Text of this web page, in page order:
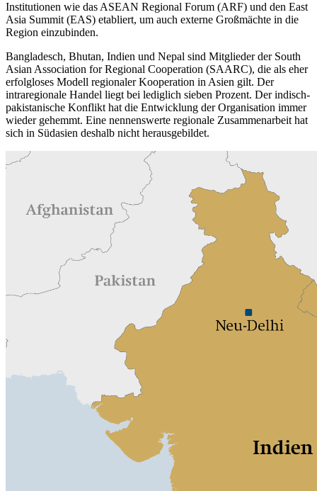
Institutionen wie das ASEAN Regional Forum (ARF) und den East
Asia Summit (EAS) etabliert, um auch ex­terne Großmächte in die
Region einzubinden.
Bangladesch, Bhutan, Indien und Nepal sind Mitglieder der South
Asian Association for Regional Cooperation (SAARC), die als eher
erfolgloses Modell regionaler Kooperation in Asien gilt. Der
intraregionale Han­del liegt bei lediglich sieben Prozent. Der indisch-
pakistanische Konflikt hat die Ent­wicklung der Organisation immer
wieder gehemmt. Eine nennenswerte regionale Zusammenarbeit hat
sich in Südasien des­halb nicht herausgebildet.